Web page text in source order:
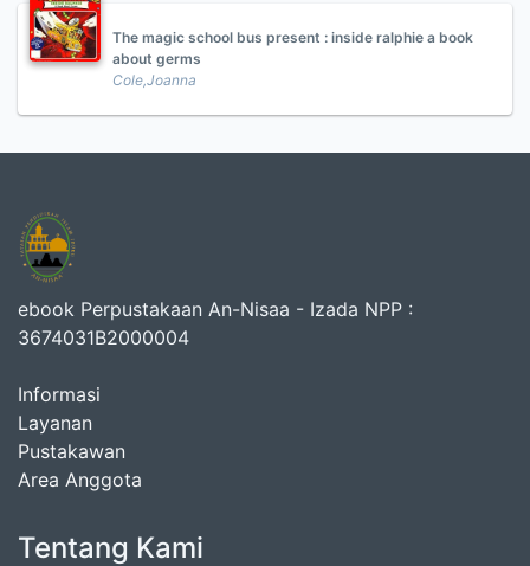
The magic school bus present : inside ralphie a book
about germs
Cole,Joanna
ebook Perpustakaan An-Nisaa - Izada NPP :
3674031B2000004
Informasi
Layanan
Pustakawan
Area Anggota
Tentang Kami